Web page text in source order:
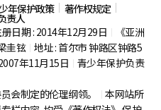
年保护政策 著作权规定
责人
日期 : 2014年12月29日
《亚洲
圭铉 地址 : 首尔市钟路区钟路5
年11月15日
青少年保护负责
会制定的伦理纲领。
本网站所